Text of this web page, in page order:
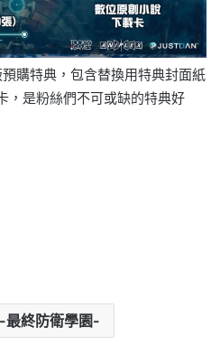
購特典，包含替換用特典封面紙
，是粉絲們不可或缺的特典好
最終防衛學園-